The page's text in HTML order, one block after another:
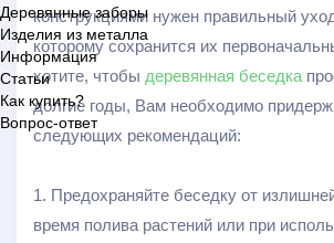
Деревянные заборы
Изделия из металла
Информация
Статьи
Как купить?
Вопрос-ответ
конструкциями нужен правильный
которому сохранится их
хотите, чтобы деревянная беседка
долгие годы, Вам необходимо
следующих рекомендаций:
1. Предохраняйте беседку от
время полива растений или при